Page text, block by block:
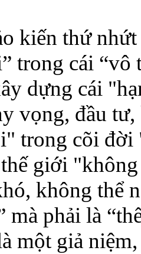
kiến thứ
trong cái
dựng cái
vọng, đầu
trong cõi
giới
không thể
mà phải là
một giả